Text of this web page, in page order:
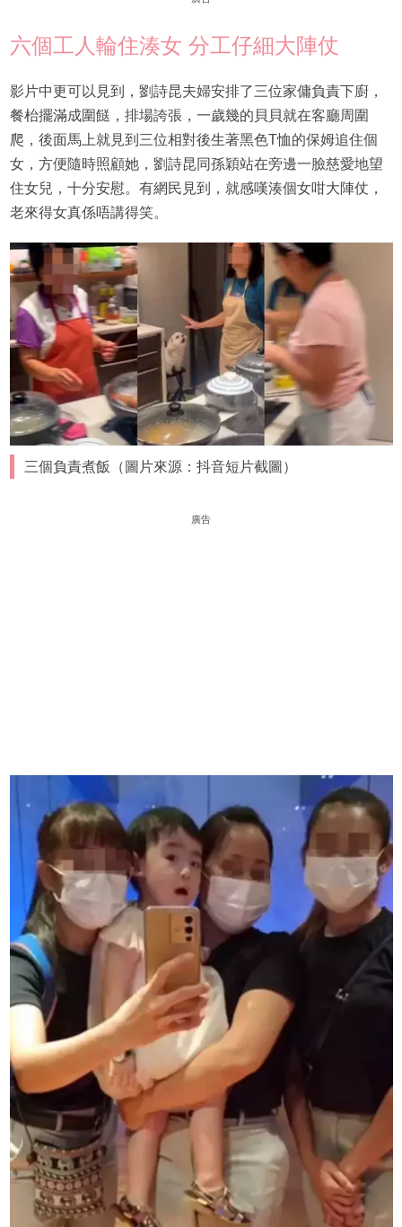
六個工人輪住湊女 分工仔細大陣仗
影片中更可以見到，劉詩昆夫婦安排了三位家傭負責下廚，
餐枱擺滿成圍餸，排場誇張，一歲幾的貝貝就在客廳周圍
爬，後面馬上就見到三位相對後生著黑色T恤的保姆追住個
女，方便隨時照顧她，劉詩昆同孫穎站在旁邊一臉慈愛地望
住女兒，十分安慰。有網民見到，就感嘆湊個女咁大陣仗，
老來得女真係唔講得笑。
三個負責煮飯（圖片來源：抖音短片截圖）
廣告